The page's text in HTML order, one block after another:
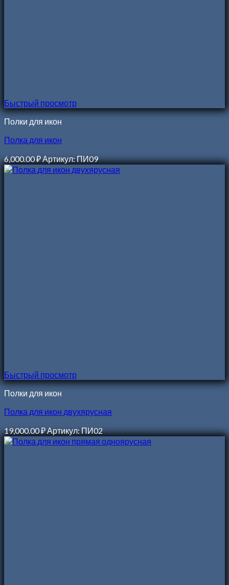
Быстрый просмотр
Полки для икон
Полка для икон
6,000.00₽Артикул: ПИ09
Быстрый просмотр
Полки для икон
Полка для икон двухярусная
19,000.00₽Артикул: ПИ02